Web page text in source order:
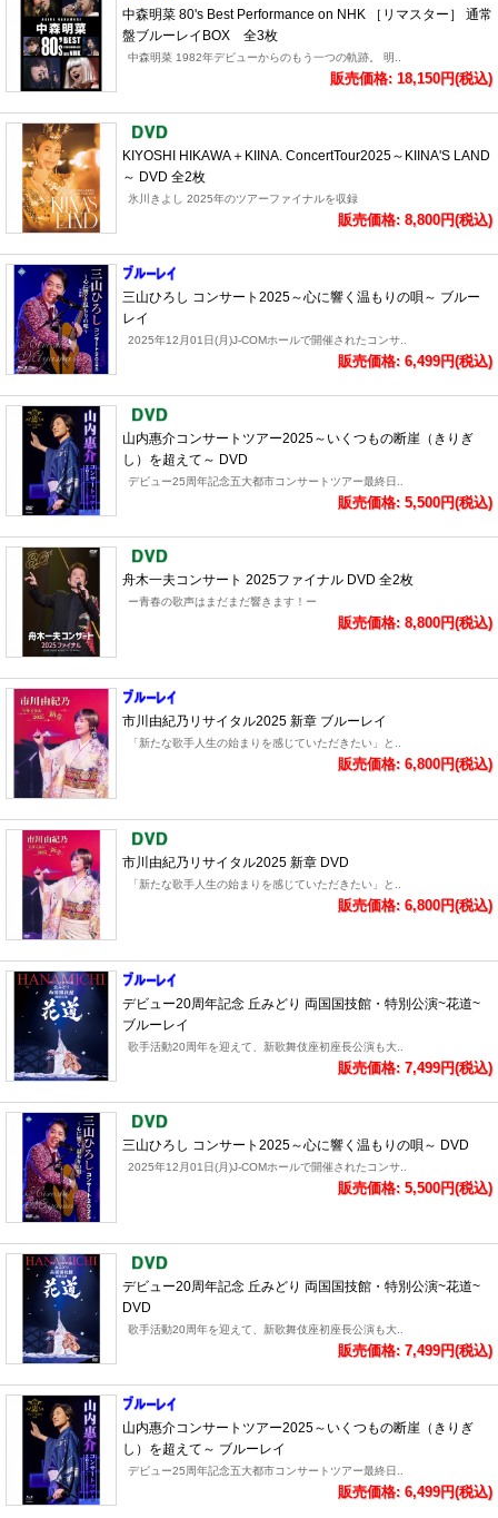
中森明菜 80's Best Performance on NHK ［リマスター］ 通常
盤ブルーレイBOX 全3枚
中森明菜 1982年デビューからのもう一つの軌跡。 明..
販売価格: 18,150円(税込)
KIYOSHI HIKAWA＋KIINA. ConcertTour2025～KIINA'S LAND
～ DVD 全2枚
氷川きよし 2025年のツアーファイナルを収録
販売価格: 8,800円(税込)
三山ひろし コンサート2025～心に響く温もりの唄～ ブルー
レイ
2025年12月01日(月)J-COMホールで開催されたコンサ..
販売価格: 6,499円(税込)
山内惠介コンサートツアー2025～いくつもの断崖（きりぎ
し）を超えて～ DVD
デビュー25周年記念五大都市コンサートツアー最終日..
販売価格: 5,500円(税込)
舟木一夫コンサート 2025ファイナル DVD 全2枚
ー青春の歌声はまだまだ響きます！ー
販売価格: 8,800円(税込)
市川由紀乃リサイタル2025 新章 ブルーレイ
「新たな歌手人生の始まりを感じていただきたい」と..
販売価格: 6,800円(税込)
市川由紀乃リサイタル2025 新章 DVD
「新たな歌手人生の始まりを感じていただきたい」と..
販売価格: 6,800円(税込)
デビュー20周年記念 丘みどり 両国国技館・特別公演~花道~
ブルーレイ
歌手活動20周年を迎えて、新歌舞伎座初座長公演も大..
販売価格: 7,499円(税込)
三山ひろし コンサート2025～心に響く温もりの唄～ DVD
2025年12月01日(月)J-COMホールで開催されたコンサ..
販売価格: 5,500円(税込)
デビュー20周年記念 丘みどり 両国国技館・特別公演~花道~
DVD
歌手活動20周年を迎えて、新歌舞伎座初座長公演も大..
販売価格: 7,499円(税込)
山内惠介コンサートツアー2025～いくつもの断崖（きりぎ
し）を超えて～ ブルーレイ
デビュー25周年記念五大都市コンサートツアー最終日..
販売価格: 6,499円(税込)